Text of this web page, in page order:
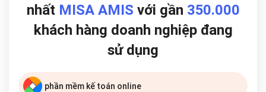
nhất MISA AMIS với gần 350.000
khách hàng doanh nghiệp đang
sử dụng
phần mềm kế toán online